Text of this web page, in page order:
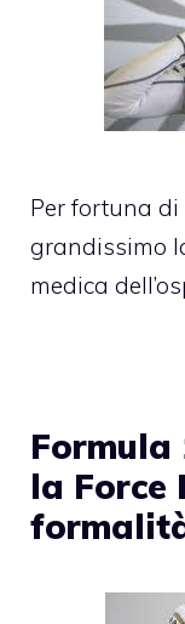
Per fortuna di
grandissimo
medica
Formula
la Force